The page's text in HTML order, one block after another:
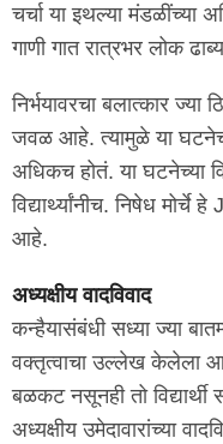
चर्चा या इथल्या मंडळींच्या
गाणी गात रात्रभर लोक
निर्भयावरचा बलात्कार
जवळ आहे. त्यामुळे या घटनेचं
अधिकच होतं. या घटनेच्या
विद्यार्थ्यांनीच. निषेध
आहे.
अध्यक्षीय वादविवाद
कन्हैयासंबंधी सध्या ज्या
वक्तृत्वाचा उल्लेख केलेला
बळकट नसूनही तो
अध्यक्षीय उमेदावारांच्या